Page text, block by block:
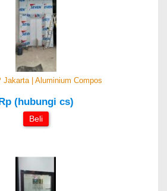
Jakarta | Aluminium Compos
(hubungi cs)
Beli